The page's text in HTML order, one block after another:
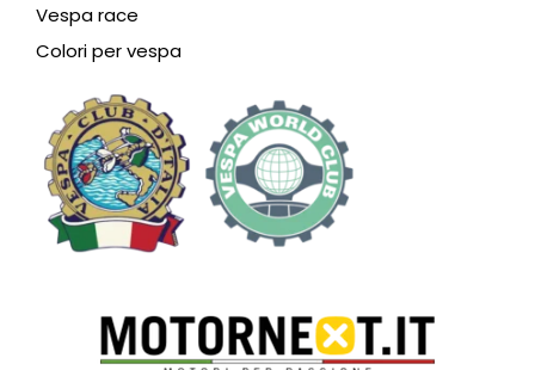
Vespa race
Colori per vespa